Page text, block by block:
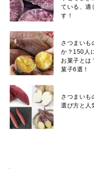
ている、適
す！
さつまいも
か？150人
お菓子とは
菓子6選！
さつまいも
選び方と人